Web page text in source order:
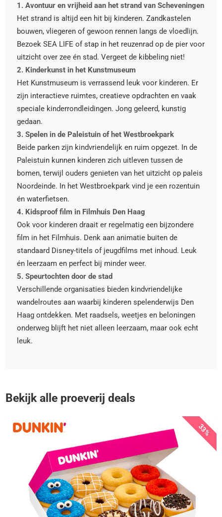
1. Avontuur en vrijheid aan het strand van Scheveningen
Het strand is altijd een hit bij kinderen. Zandkastelen
bouwen, vliegeren of gewoon rennen langs de vloedlijn.
Bezoek SEA LIFE of stap in het reuzenrad op de pier voor
uitzicht over zee én stad. Vergeet de kibbeling niet!
2. Kinderkunst in het Kunstmuseum
Het Kunstmuseum is verrassend leuk voor kinderen. Er
zijn interactieve ruimtes, creatieve opdrachten en vaak
speciale kinderrondleidingen. Jong geleerd, kunstig
gedaan.
3. Spelen in de Paleistuin of het Westbroekpark
Beide parken zijn kindvriendelijk en ruim opgezet. In de
Paleistuin kunnen kinderen zich uitleven tussen de
bomen, terwijl ouders genieten van het uitzicht op paleis
Noordeinde. In het Westbroekpark vind je een rozentuin
én waterfietsen.
4. Kidsproof film in Filmhuis Den Haag
Ook voor kinderen draait er regelmatig een bijzondere
film in het Filmhuis. Denk aan animatie buiten de
standaard Disney-titels of jeugdfilms met inhoud. Leuk
én leerzaam en perfect bij minder weer.
5. Speurtochten door de stad
Verschillende organisaties bieden kindvriendelijke
wandelroutes aan waarbij kinderen spelenderwijs Den
Haag ontdekken. Met raadsels, weetjes en beloningen
onderweg blijft het niet alleen leerzaam, maar ook echt
leuk.
Bekijk alle proeverij deals
33%